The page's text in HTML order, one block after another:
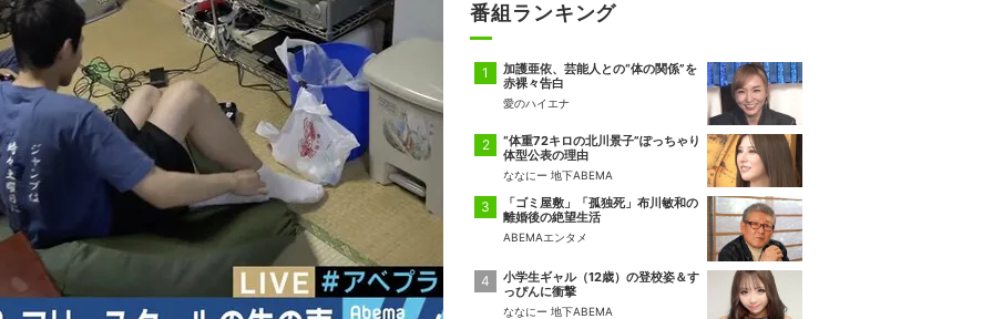
番組ランキング
加護亜依、芸能人との“体の関係”を
赤裸々告白
愛のハイエナ
“体重72キロの北川景子”ぽっちゃり
体型公表の理由
ななにー 地下ABEMA
「ゴミ屋敷」「孤独死」布川敏和の
離婚後の絶望生活
ABEMAエンタメ
小学生ギャル（12歳）の登校姿＆す
っぴんに衝撃
ななにー 地下ABEMA